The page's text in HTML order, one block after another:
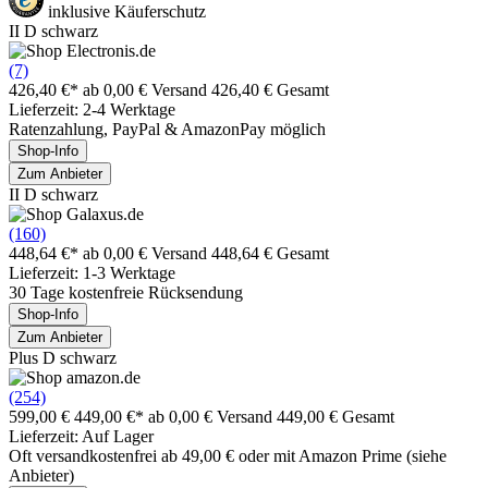
inklusive Käuferschutz
II D schwarz
(7)
426,40 €* ab 0,00 € Versand 426,40 € Gesamt
Lieferzeit: 2-4 Werktage
Ratenzahlung, PayPal & AmazonPay möglich
Shop-Info
Zum Anbieter
II D schwarz
(160)
448,64 €* ab 0,00 € Versand 448,64 € Gesamt
Lieferzeit: 1-3 Werktage
30 Tage kostenfreie Rücksendung
Shop-Info
Zum Anbieter
Plus D schwarz
(254)
599,00 € 449,00 €* ab 0,00 € Versand 449,00 € Gesamt
Lieferzeit: Auf Lager
Oft versandkostenfrei ab 49,00 € oder mit Amazon Prime (siehe
Anbieter)